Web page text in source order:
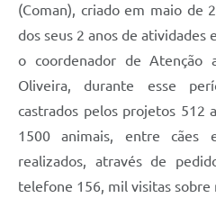
(Coman), criado em maio de
dos seus 2 anos de atividades
o coordenador de Atenção
Oliveira, durante esse
castrados pelos projetos 512
1500 animais, entre cães
realizados, através de
telefone 156, mil visitas sobre